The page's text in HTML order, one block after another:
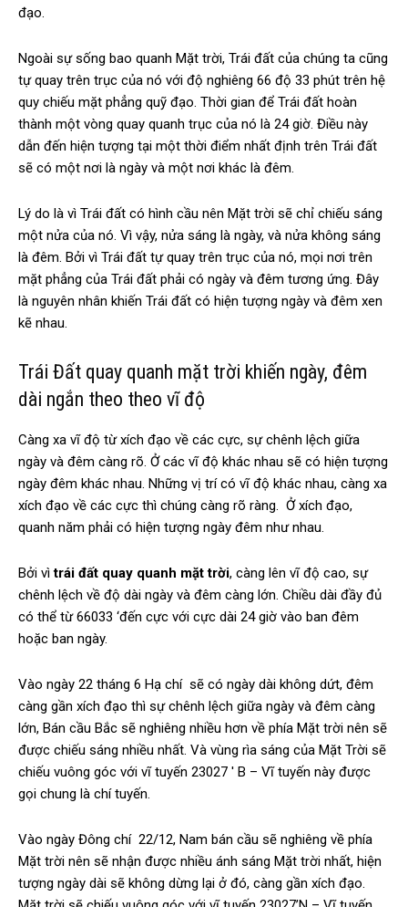
đạo.
Ngoài sự sống bao quanh Mặt trời, Trái đất của chúng ta cũng
tự quay trên trục của nó với độ nghiêng 66 độ 33 phút trên hệ
quy chiếu mặt phẳng quỹ đạo. Thời gian để Trái đất hoàn
thành một vòng quay quanh trục của nó là 24 giờ. Điều này
dẫn đến hiện tượng tại một thời điểm nhất định trên Trái đất
sẽ có một nơi là ngày và một nơi khác là đêm.
Lý do là vì Trái đất có hình cầu nên Mặt trời sẽ chỉ chiếu sáng
một nửa của nó. Vì vậy, nửa sáng là ngày, và nửa không sáng
là đêm. Bởi vì Trái đất tự quay trên trục của nó, mọi nơi trên
mặt phẳng của Trái đất phải có ngày và đêm tương ứng. Đây
là nguyên nhân khiến Trái đất có hiện tượng ngày và đêm xen
kẽ nhau.
Trái Đất quay quanh mặt trời khiến ngày, đêm
dài ngắn theo theo vĩ độ
Càng xa vĩ độ từ xích đạo về các cực, sự chênh lệch giữa
ngày và đêm càng rõ. Ở các vĩ độ khác nhau sẽ có hiện tượng
ngày đêm khác nhau. Những vị trí có vĩ độ khác nhau, càng xa
xích đạo về các cực thì chúng càng rõ ràng. Ở xích đạo,
quanh năm phải có hiện tượng ngày đêm như nhau.
Bởi vìtrái đất quay quanh mặt trời, càng lên vĩ độ cao, sự
chênh lệch về độ dài ngày và đêm càng lớn. Chiều dài đầy đủ
có thể từ 66033 ‘đến cực với cực dài 24 giờ vào ban đêm
hoặc ban ngày.
Vào ngày 22 tháng 6 Hạ chí sẽ có ngày dài không dứt, đêm
càng gần xích đạo thì sự chênh lệch giữa ngày và đêm càng
lớn, Bán cầu Bắc sẽ nghiêng nhiều hơn về phía Mặt trời nên sẽ
được chiếu sáng nhiều nhất. Và vùng rìa sáng của Mặt Trời sẽ
chiếu vuông góc với vĩ tuyến 23027 ′ B – Vĩ tuyến này được
gọi chung là chí tuyến.
Vào ngày Đông chí 22/12, Nam bán cầu sẽ nghiêng về phía
Mặt trời nên sẽ nhận được nhiều ánh sáng Mặt trời nhất, hiện
tượng ngày dài sẽ không dừng lại ở đó, càng gần xích đạo.